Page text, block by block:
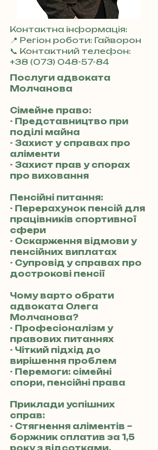
Контактна інформація:
📍 Регіон роботи: Гайворон
📞 Контактний телефон:
+38 (073) 048-57-84
Послуги адвоката
Молчанова
Сімейне право:
- Представництво при
поділі майна
- Захист у справах про
аліменти
- Захист прав у спорах
про виховання
Пенсійні питання:
- Перерахунок пенсій для
працівників спортивної
сфери
- Оскарження відмови у
пенсійних виплатах
- Супровід у справах про
дострокові пенсії
Чому варто обрати
адвоката Олега
Молчанова?
- Професіоналізм у
правових питаннях
- Чіткий підхід до
вирішення проблем
- Перемоги: сімейні
спори, пенсійні права
Приклади успішних
справ:
- Стягнення аліментів –
боржник сплатив за 1,5
року з відсотками.